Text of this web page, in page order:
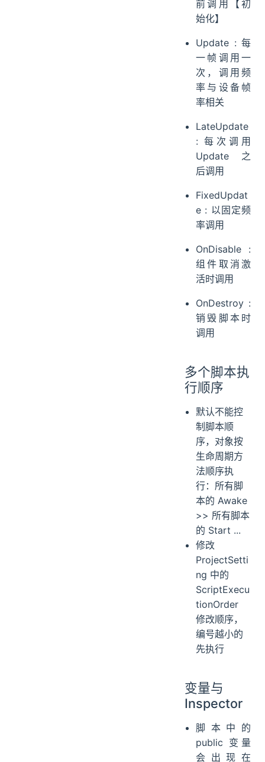
前调用【初
始化】
Update : 每
一帧调用一
次，调用频
率与设备帧
率相关
LateUpdate
: 每次调用
Update 之
后调用
FixedUpdat
e : 以固定频
率调用
OnDisable :
组件取消激
活时调用
OnDestroy :
销毁脚本时
调用
多个脚本执
行顺序
默认不能控
制脚本顺
序，对象按
生命周期方
法顺序执
行：所有脚
本的 Awake
>> 所有脚本
的 Start ...
修改
ProjectSetti
ng 中的
ScriptExecu
tionOrder
修改顺序，
编号越小的
先执行
变量与
Inspector
脚本中的
public 变量
会出现在